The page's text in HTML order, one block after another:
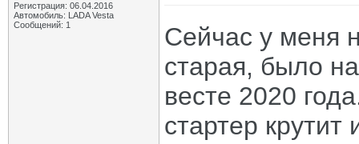
Регистрация: 06.04.2016
Автомобиль: LADA Vesta
Сообщений: 1
Сейчас у меня
старая, было
весте 2020
стартер крутит